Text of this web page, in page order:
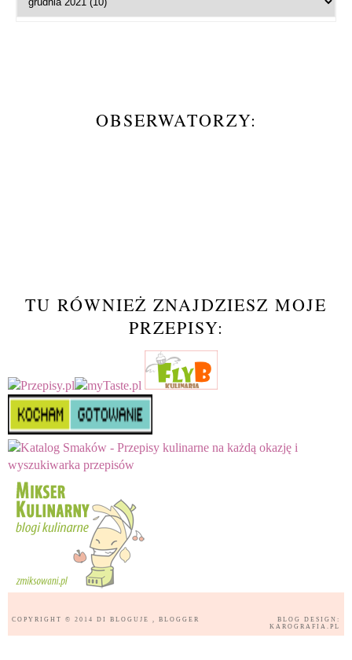
OBSERWATORZY:
TU RÓWNIEŻ ZNAJDZIESZ MOJE
PRZEPISY:
COPYRIGHT © 2014 DI BLOGUJE , BLOGGER
BLOG DESIGN:
KAROGRAFIA.PL